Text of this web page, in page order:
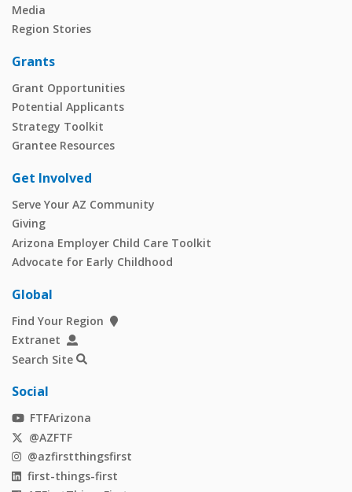
Media
Region Stories
Grants
Grant Opportunities
Potential Applicants
Strategy Toolkit
Grantee Resources
Get Involved
Serve Your AZ Community
Giving
Arizona Employer Child Care Toolkit
Advocate for Early Childhood
Global
Find Your Region
Extranet
Search Site
Social
FTFArizona
@AZFTF
@azfirstthingsfirst
first-things-first